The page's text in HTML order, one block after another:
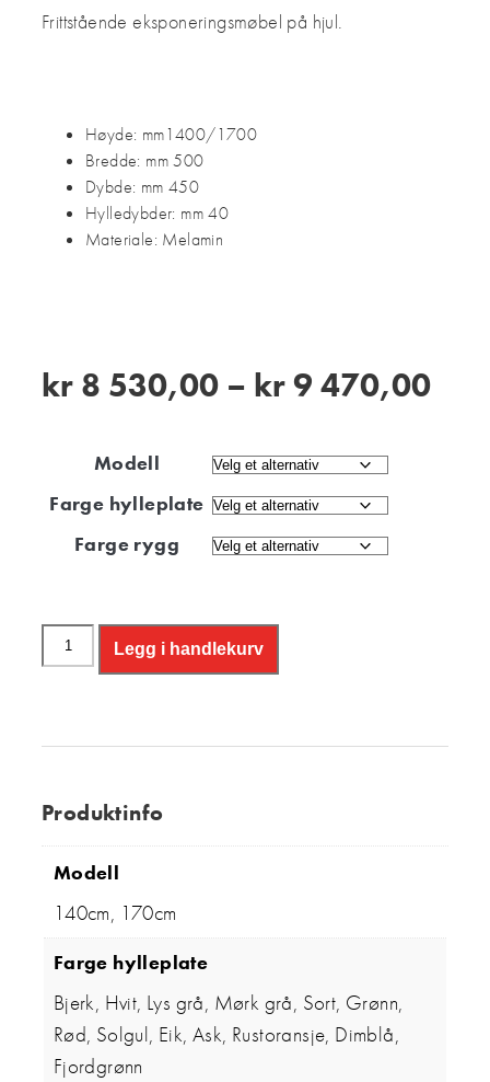
Frittstående eksponeringsmøbel på hjul.
Høyde: mm1400/1700
Bredde: mm500
Dybde: mm450
Hylledybder: mm40
Materiale: Melamin
kr 8 530,00 – kr9 470,00
Modell
Farge hylleplate
Farge rygg
Legg i handlekurv
Produktinfo
Modell
140cm, 170cm
Farge hylleplate
Bjerk, Hvit, Lys grå, Mørk grå, Sort, Grønn,
Rød, Solgul, Eik, Ask, Rustoransje, Dimblå,
Fjordgrønn